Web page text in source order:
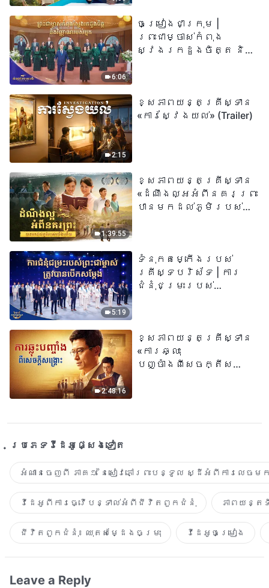
មានជីវិតអស់កល្ប
ជានិច្ច» មានន័យដូច
ម្តេចពិតប្រាកដ?
6:06
ចម្រៀងជាក្រុម |
ព្រះជាម្ចាស់កំពុង
ស្វែងរកដួងចិត្ត និង
2:15
ខ្សែភាពយន្តគ្រីស្ទាន
«ការស្វែងយល់» (Trailer)
1:39:55
ខ្សែភាពយន្តគ្រីស្ទាន
«ដំណឹងល្អអំពីនគរព្រះ
បានមកដល់​ភូមិរបស់
5:19
ទំនុកតម្កើង​របស់​
គ្រីស្ទបរិស័ទ | ការ
ជំនុំជម្រះរបស់
2:48:16
ខ្សែភាពយន្តគ្រីស្ទាន
«ការឆ្លុះ
បញ្ចាំងពីសេចក្តីសង្រ្គោះ»
ប្រភេទ​វីដេអូ​ផ្សេង​ទៀត​
អំណានចេញពី ភាគ១ នៃសៀវភៅព្រះបន្ទូល ស្ដីអំពីការលេច
វីដេអូពីការធ្វើបន្ទាល់អំពីជីវិតពួកជំនុំ ភាពយន្
ជីវិតពួកជំនុំ៖ ឈុតសម្ដែងចម្រុះ វីដេអូចម្រៀង​
Leave a Reply